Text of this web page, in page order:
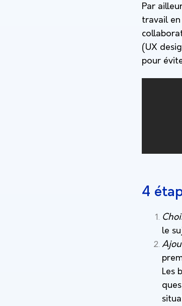
Par
travail
(UX
pour
4
le
Les